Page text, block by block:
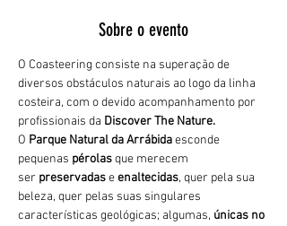
Sobre o evento
O Coasteering consiste na superação de
diversos obstáculos naturais ao logo da linha
costeira, com o devido acompanhamento por
profissionais da Discover The Nature.
O Parque Natural da Arrábida esconde
pequenas pérolas que merecem
ser preservadas e enaltecidas, quer pela sua
beleza, quer pelas suas singulares
características geológicas; algumas, únicas no